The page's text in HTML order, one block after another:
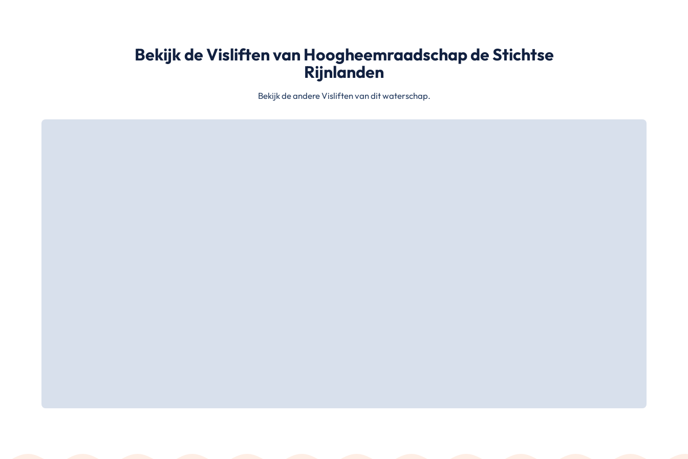
Bekijk de Visliften van Hoogheemraadschap de Stichtse
Rijnlanden
Bekijk de andere Visliften van dit waterschap.